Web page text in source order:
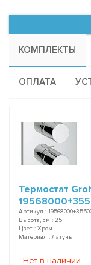
КОМПЛЕКТЫ
ОПЛАТА
Термостат
Артикул :
Высота, см : 25
Цвет : Хром
Материал : Латунь
Нет в наличии